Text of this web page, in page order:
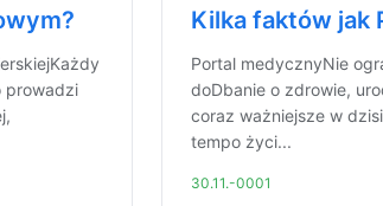
prowadzi
Kilka faktów jak
Portal medycznyNie
doDbanie o zdrowie,
coraz ważniejsze w
tempo życi...
30.11.-0001